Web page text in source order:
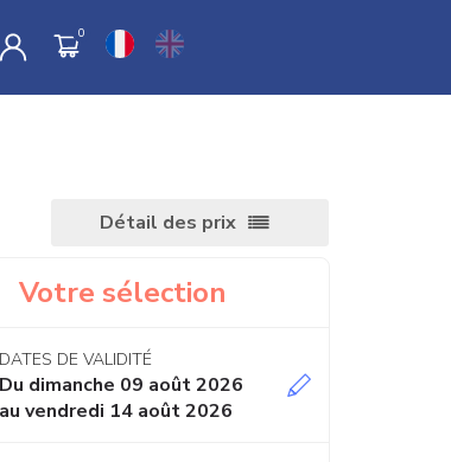
Détail des prix
Votre sélection
DATES DE VALIDITÉ
Du dimanche 09 août 2026
au vendredi 14 août 2026